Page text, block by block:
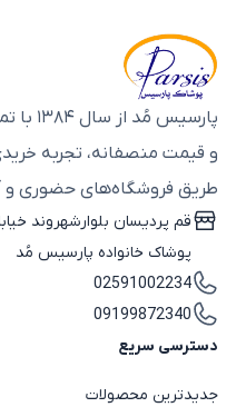
پارسیس مُد از سال ۱۳۸۴ با تمرکز بر تولید
و قیمت منصفانه، تجربه
طریق فروشگاه‌های حضوری و
قم پردیسان بلوارشهروند
پوشاک خانواده پارسیس مُد
02591002234
09199872340
دسترسی سریع
جدیدترین محصولات